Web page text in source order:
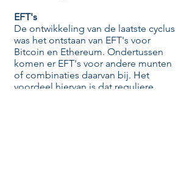
EFT's
​De ontwikkeling van de laatste cyclus
was het ontstaan van EFT's voor
Bitcoin en Ethereum. Ondertussen
komen er EFT's voor andere munten
of combinaties daarvan bij. Het
voordeel hiervan is dat reguliere